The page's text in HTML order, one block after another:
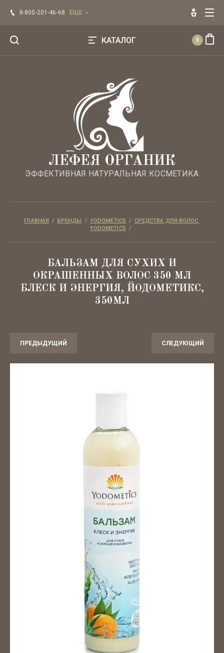
Оплата
Регистрация
8-800-201-46-68 ЕЩЕ
КАТАЛОГ
Для волос
Для детей
Эко-быт
Для бровей и ресниц
0
ЛЕФЕЯ ОРГАНИК
ЭФФЕКТИВНАЯ НАТУРАЛЬНАЯ КОСМЕТИКА
ГЛАВНАЯ
  /
БРЕНДЫ
  /
YODOMETICS
  /
СРЕДСТВА ДЛЯ ВОЛОС
YODOMETICS
  /
БАЛЬЗАМ ДЛЯ СУХИХ И
ОКРАШЕННЫХ ВОЛОС 350 МЛ
БЛЕСК И ЭНЕРГИЯ, ЙОДОМЕТИКС,
350МЛ
ПРЕДЫДУЩИЙ СЛЕДУЮЩИЙ